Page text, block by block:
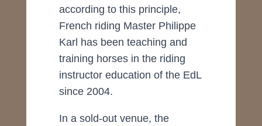
according to this principle,
French riding Master Philippe
Karl has been teaching and
training horses in the riding
instructor education of the EdL
since 2004.
In a sold-out venue, the